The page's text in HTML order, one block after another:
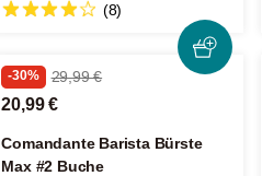
(8)
-30% 29,99 €
20,99 €
Comandante Barista Bürste
Max #2 Buche